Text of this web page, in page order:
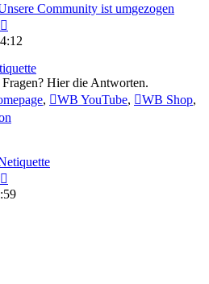
Community ist umgezogen
Beitrag
Hier die Antworten.
, WB YouTube, WB Shop,
Beitrag